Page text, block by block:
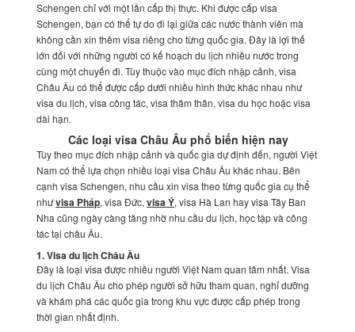
Schengen chỉ với một lần cấp thị thực. Khi được cấp visa
Schengen, bạn có thể tự do đi lại giữa các nước thành viên mà
không cần xin thêm visa riêng cho từng quốc gia. Đây là lợi thế
lớn đối với những người có kế hoạch du lịch nhiều nước trong
cùng một chuyến đi.Tùy thuộc vào mục đích nhập cảnh, visa
Châu Âu có thể được cấp dưới nhiều hình thức khác nhau như
visa du lịch, visa công tác, visa thăm thân, visa du học hoặc visa
dài hạn.
Các loại visa Châu Âu phổ biến hiện nay
Tùy theo mục đích nhập cảnh và quốc gia dự định đến, người Việt
Nam có thể lựa chọn nhiều loại visa Châu Âu khác nhau. Bên
cạnh visa Schengen, nhu cầu xin visa theo từng quốc gia cụ thể
nhưvisa Pháp, visa Đức,visa Ý, visa Hà Lan hay visa Tây Ban
Nha cũng ngày càng tăng nhờ nhu cầu du lịch, học tập và công
tác tại châu Âu.
1. Visa du lịch Châu Âu
Đây là loại visa được nhiều người Việt Nam quan tâm nhất. Visa
du lịch Châu Âu cho phép người sở hữu tham quan, nghỉ dưỡng
và khám phá các quốc gia trong khu vực được cấp phép trong
thời gian nhất định.